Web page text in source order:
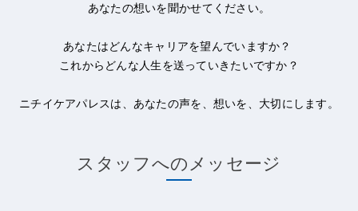
あなたの想いを聞かせてください。
あなたはどんなキャリアを望んでいますか？
これからどんな人生を送っていきたいですか？
ニチイケアパレスは、あなたの声を、想いを、大切にします。
スタッフへのメッセージ